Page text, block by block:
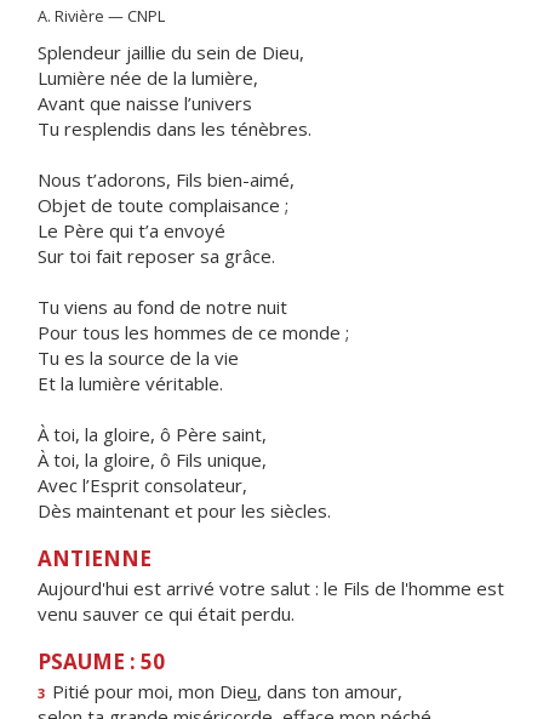
A. Rivière — CNPL
Splendeur jaillie du sein de Dieu,
Lumière née de la lumière,
Avant que naisse l’univers
Tu resplendis dans les ténèbres.
Nous t’adorons, Fils bien-aimé,
Objet de toute complaisance ;
Le Père qui t’a envoyé
Sur toi fait reposer sa grâce.
Tu viens au fond de notre nuit
Pour tous les hommes de ce monde ;
Tu es la source de la vie
Et la lumière véritable.
À toi, la gloire, ô Père saint,
À toi, la gloire, ô Fils unique,
Avec l’Esprit consolateur,
Dès maintenant et pour les siècles.
ANTIENNE
Aujourd'hui est arrivé votre salut : le Fils de l'homme est
venu sauver ce qui était perdu.
PSAUME : 50
3 Pitié pour moi, mon Dieu, dans ton amour,